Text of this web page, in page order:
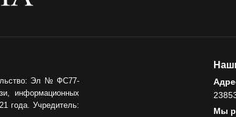
Эл № ФС77-
информационных
года. Учредитель:
Мы